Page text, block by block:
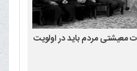
معیشتی مردم باید در اولویت